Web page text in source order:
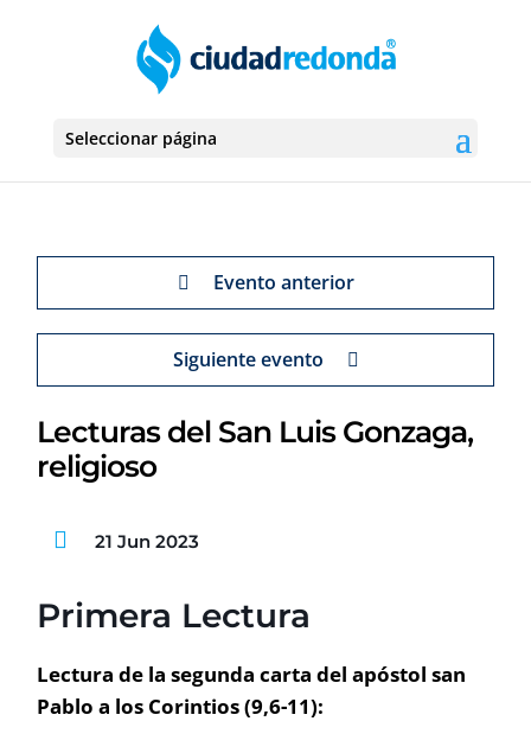
Seleccionar página
Evento anterior
Siguiente evento
Lecturas del San Luis Gonzaga,
religioso
21 Jun 2023
Primera Lectura
Lectura de la segunda carta del apóstol san
Pablo a los Corintios (9,6-11):